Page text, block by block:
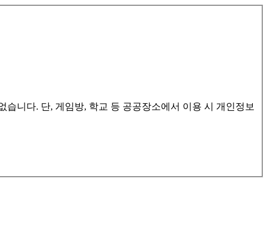
니다. 단, 게임방, 학교 등 공공장소에서 이용 시 개인정보